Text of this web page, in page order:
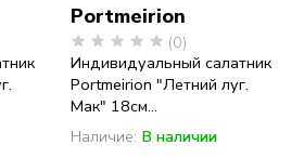
Portmeirion
(0)
Индивидуальный салатник
Portmeirion "Летний луг.
Мак" 18см...
Наличие: В наличии